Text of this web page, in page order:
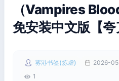
（Vampires
免安装中文版【夸
雾港书签(炼虚) 2026-
1